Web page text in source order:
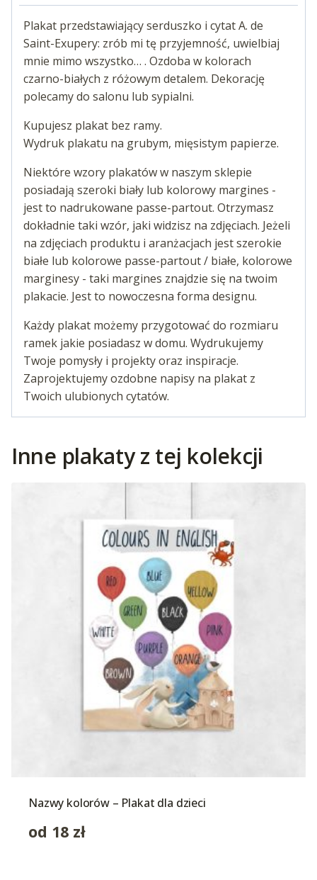
Plakat przedstawiający serduszko i cytat A. de
Saint-Exupery: zrób mi tę przyjemność, uwielbiaj
mnie mimo wszystko… . Ozdoba w kolorach
czarno-białych z różowym detalem. Dekorację
polecamy do salonu lub sypialni.
Kupujesz plakat bez ramy.
Wydruk plakatu na grubym, mięsistym papierze.
Niektóre wzory plakatów w naszym sklepie
posiadają szeroki biały lub kolorowy margines -
jest to nadrukowane passe-partout. Otrzymasz
dokładnie taki wzór, jaki widzisz na zdjęciach. Jeżeli
na zdjęciach produktu i aranżacjach jest szerokie
białe lub kolorowe passe-partout / białe, kolorowe
marginesy - taki margines znajdzie się na twoim
plakacie. Jest to nowoczesna forma designu.
Każdy plakat możemy przygotować do rozmiaru
ramek jakie posiadasz w domu. Wydrukujemy
Twoje pomysły i projekty oraz inspiracje.
Zaprojektujemy ozdobne napisy na plakat z
Twoich ulubionych cytatów.
Inne plakaty z tej kolekcji
Nazwy kolorów – Plakat dla dzieci
od 18 zł